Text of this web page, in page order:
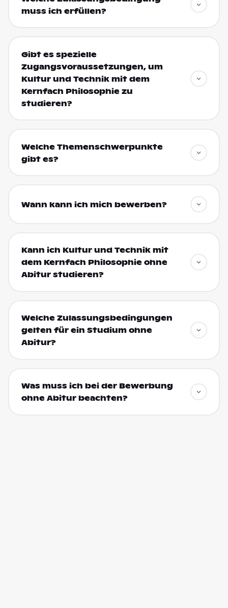
muss ich erfüllen?
Gibt es spezielle
Zugangsvoraussetzungen, um
Kultur und Technik mit dem
Kernfach Philosophie zu
studieren?
Welche Themenschwerpunkte
gibt es?
Wann kann ich mich bewerben?
Kann ich Kultur und Technik mit
dem Kernfach Philosophie ohne
Abitur studieren?
Welche Zulassungsbedingungen
gelten für ein Studium ohne
Abitur?
Was muss ich bei der Bewerbung
ohne Abitur beachten?